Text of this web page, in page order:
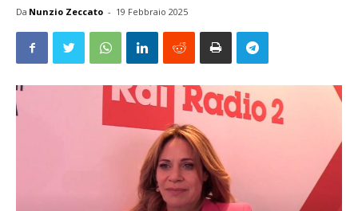
Da Nunzio Zeccato - 19 Febbraio 2025